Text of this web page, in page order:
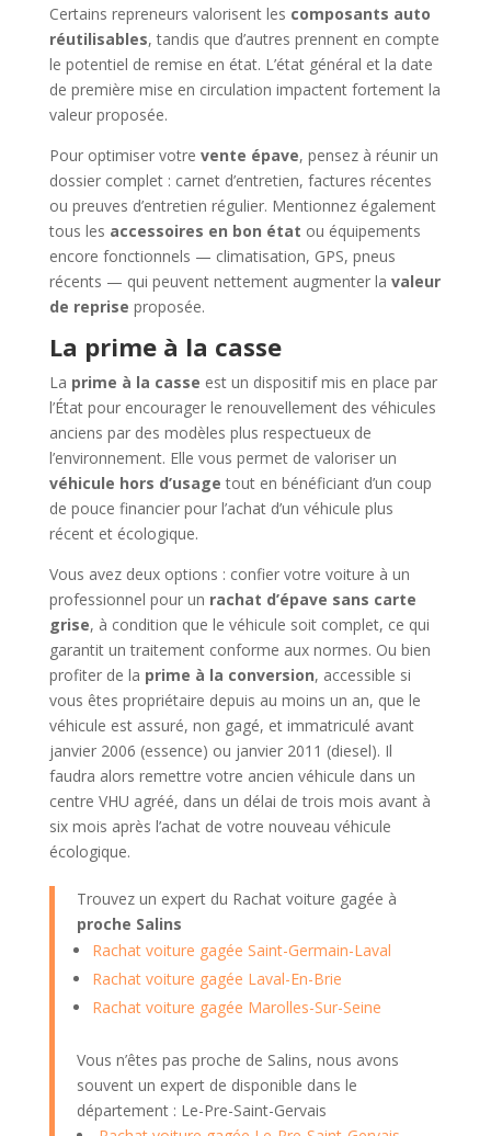
Certains repreneurs valorisent les composants auto
réutilisables, tandis que d’autres prennent en compte
le potentiel de remise en état. L’état général et la date
de première mise en circulation impactent fortement la
valeur proposée.
Pour optimiser votre vente épave, pensez à réunir un
dossier complet : carnet d’entretien, factures récentes
ou preuves d’entretien régulier. Mentionnez également
tous les accessoires en bon état ou équipements
encore fonctionnels — climatisation, GPS, pneus
récents — qui peuvent nettement augmenter la valeur
de reprise proposée.
La prime à la casse
La prime à la casse est un dispositif mis en place par
l’État pour encourager le renouvellement des véhicules
anciens par des modèles plus respectueux de
l’environnement. Elle vous permet de valoriser un
véhicule hors d’usage tout en bénéficiant d’un coup
de pouce financier pour l’achat d’un véhicule plus
récent et écologique.
Vous avez deux options : confier votre voiture à un
professionnel pour un rachat d’épave sans carte
grise, à condition que le véhicule soit complet, ce qui
garantit un traitement conforme aux normes. Ou bien
profiter de la prime à la conversion, accessible si
vous êtes propriétaire depuis au moins un an, que le
véhicule est assuré, non gagé, et immatriculé avant
janvier 2006 (essence) ou janvier 2011 (diesel). Il
faudra alors remettre votre ancien véhicule dans un
centre VHU agréé, dans un délai de trois mois avant à
six mois après l’achat de votre nouveau véhicule
écologique.
Trouvez un expert du Rachat voiture gagée à
proche Salins
Rachat voiture gagée Saint-Germain-Laval
Rachat voiture gagée Laval-En-Brie
Rachat voiture gagée Marolles-Sur-Seine
Vous n’êtes pas proche de Salins, nous avons
souvent un expert de disponible dans le
département : Le-Pre-Saint-Gervais